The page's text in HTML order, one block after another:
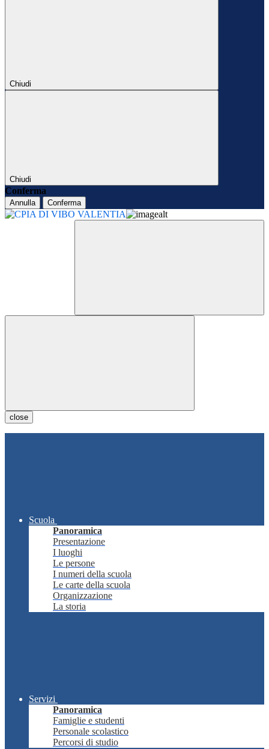
Chiudi
Chiudi
Conferma
Annulla Conferma
close
Scuola
Panoramica
Presentazione
I luoghi
Le persone
I numeri della scuola
Le carte della scuola
Organizzazione
La storia
Servizi
Panoramica
Famiglie e studenti
Personale scolastico
Percorsi di studio